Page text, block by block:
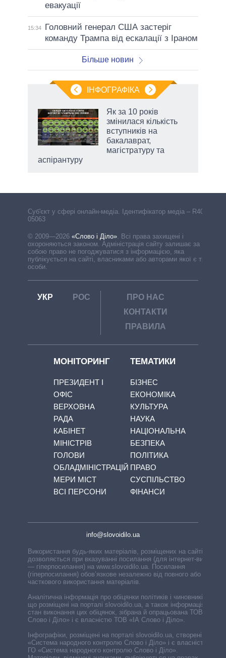
евакуації
15:34
Головний генерал США застеріг
команду Трампа від ескалації з Іраном
Більше новин
ІНФОГРАФІКА
Як за 10 років
змінилася кількість
вступників на
бакалаврат,
магістратуру та
аспірантуру
Cуб'єкт у сфері онлайн-медіа. Ідентифікатор медіа – R40-
05063
© 2009—2026 «Слово і Діло». Всі права захищені і
охороняються законом. Адміністрація сайту залишає за
собою право не погоджуватися з інформацією, яка
публікується на сайті, власниками або авторами якої є треті
особи.
УКР РОС
ПРО НАС
КОНТАКТИ
ПРАВИЛА
МОНІТОРИНГ
ПРЕЗИДЕНТ І
ОФІС
ВЕРХОВНА
РАДА
КАБІНЕТ
МІНІСТРІВ
ГОЛОВИ
ОБЛАДМІНІСТРАЦІЙ
МЕРИ МІСТ
ВСІ ПЕРСОНИ
ТЕМАТИКИ
БІЗНЕС
ЕКОНОМІКА
КУЛЬТУРА
НАУКА
НАЦІОНАЛЬНА
БЕЗПЕКА
ПОЛІТИКА
ПРАВО
СУСПІЛЬСТВО
ФІНАНСИ
info@slovoidilo.ua
Використання будь-яких матеріалів, розміщених на сайті,
дозволяється при вказуванні посилання (для інтернет-видань
— гіперпосилання) на www.slovoidilo.ua. Посилання
(гіперпосилання) обов’язкове незалежно від повного або
часткового використання матеріалів.
Аналітична інформація про обіцянки політиків і чиновників,
що розміщені на порталі slovoidilo.ua, а також інформація про
стан виконання цих обіцянок, зібрана й опрацьована ТОВ «ІА
Слово і Діло» і є власністю ТОВ «ІА Слово і Діло».
Інфографіки, розміщені на порталі slovoidilo.ua, створені ГО
«Система народного контролю Слово і Діло» і є власністю
ГО «Система народного контролю Слово і Діло».